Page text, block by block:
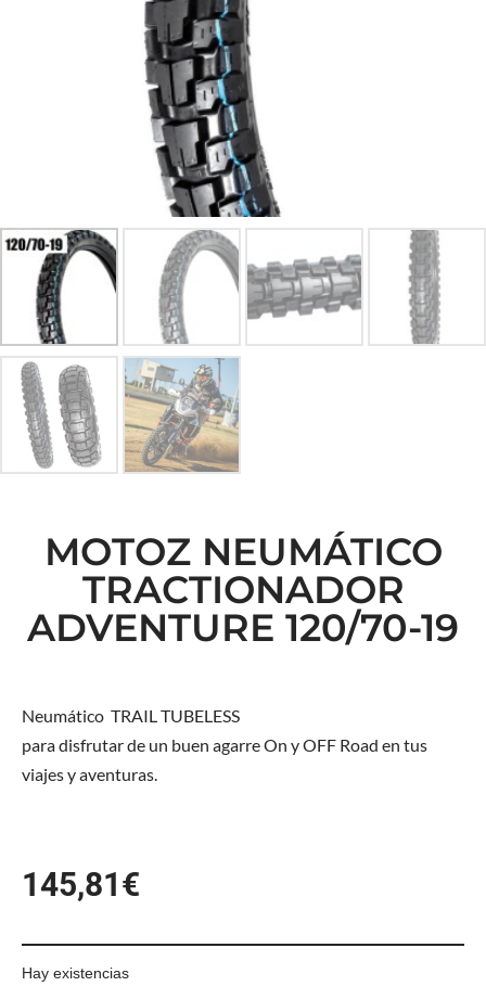
MOTOZ NEUMÁTICO
TRACTIONADOR
ADVENTURE 120/70-19
Neumático TRAIL TUBELESS
para disfrutar de un buen agarre On y OFF Road en tus
viajes y aventuras.
145,81€
Hay existencias